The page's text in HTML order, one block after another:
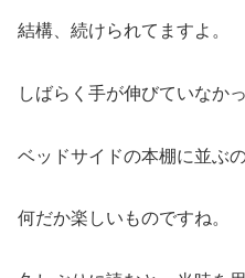
結構、続けられてますよ。
しばらく手が伸びていなか
ベッドサイドの本棚に並ぶの
何だか楽しいものですね。